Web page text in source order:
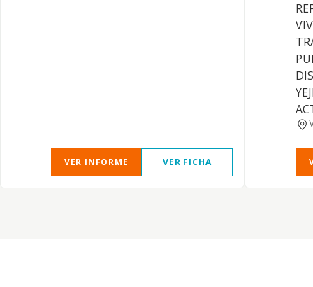
VER INFORME VER FICHA